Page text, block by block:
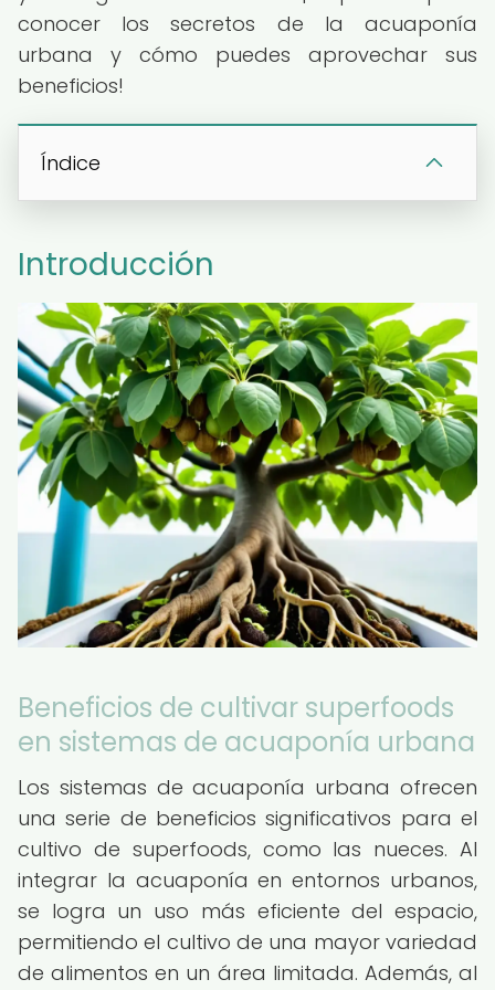
conocer los secretos de la acuaponía
urbana y cómo puedes aprovechar sus
beneficios!
Índice
Introducción
Beneficios de cultivar superfoods
en sistemas de acuaponía urbana
Los sistemas de acuaponía urbana ofrecen
una serie de beneficios significativos para el
cultivo de superfoods, como las nueces. Al
integrar la acuaponía en entornos urbanos,
se logra un uso más eficiente del espacio,
permitiendo el cultivo de una mayor variedad
de alimentos en un área limitada. Además, al